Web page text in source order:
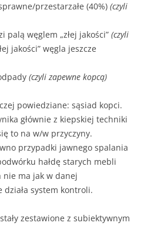
przestarzałe (40%) (czyli
palą węglem „złej jakości” (czyli
jakości” węgla jeszcze
(czyli zapewne kopcą)
powiedziane: sąsiad kopci.
głównie z kiepskiej techniki
to na w/w przyczyny.
przypadki jawnego spalania
hałdę starych mebli
nie ma jak w danej
działa system kontroli.
zestawione z subiektywnym